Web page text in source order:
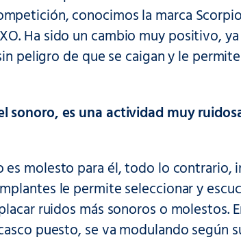
conocimos la marca
Ha sido un cambio muy positivo,
peligro de que se caigan y le
es una actividad muy
es molesto para él, todo lo contrario,
le permite seleccionar y
ruidos más sonoros o molestos.
puesto, se va modulando según